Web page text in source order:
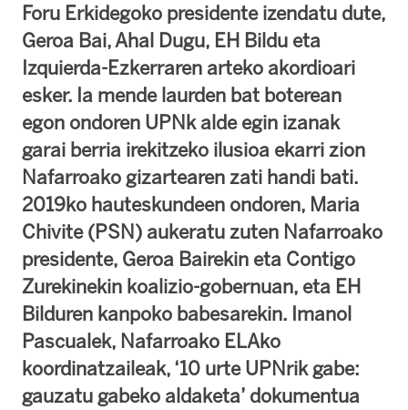
Foru Erkidegoko presidente izendatu dute,
Geroa Bai, Ahal Dugu, EH Bildu eta
Izquierda-Ezkerraren arteko akordioari
esker. Ia mende laurden bat boterean
egon ondoren UPNk alde egin izanak
garai berria irekitzeko ilusioa ekarri zion
Nafarroako gizartearen zati handi bati.
2019ko hauteskundeen ondoren, Maria
Chivite (PSN) aukeratu zuten Nafarroako
presidente, Geroa Bairekin eta Contigo
Zurekinekin koalizio-gobernuan, eta EH
Bilduren kanpoko babesarekin. Imanol
Pascualek, Nafarroako ELAko
koordinatzaileak, ‘10 urte UPNrik gabe:
gauzatu gabeko aldaketa’ dokumentua